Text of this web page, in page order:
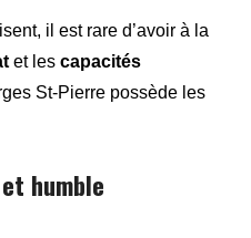
il est rare d’avoir à la
et lescapacités
St-Pierre possède les
humble